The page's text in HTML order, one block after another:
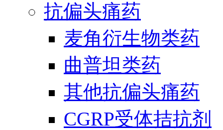
抗偏头痛药
麦角衍生物类药
曲普坦类药
其他抗偏头痛药
CGRP受体拮抗剂